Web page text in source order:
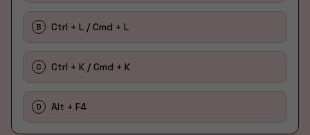
B Ctrl + L / Cmd + L
C Ctrl + K / Cmd + K
D Alt + F4